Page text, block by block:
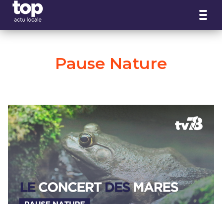
Pause Nature
Panneau de gestion des cookies